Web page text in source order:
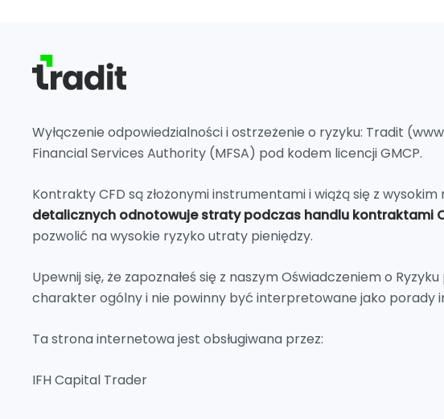
Wyłączenie odpowiedzialności i ostrzeżenie o ryzyku: Tradit
Financial Services Authority (MFSA) pod kodem licencji GMCP.
Kontrakty CFD są złożonymi instrumentami i wiążą się z
detalicznych odnotowuje straty podczas handlu kontraktami
pozwolić na wysokie ryzyko utraty pieniędzy.
Upewnij się, że zapoznałeś się z naszym Oświadczeniem o
charakter ogólny i nie powinny być interpretowane jako porady
Ta strona internetowa jest obsługiwana przez:
IFH Capital Trader